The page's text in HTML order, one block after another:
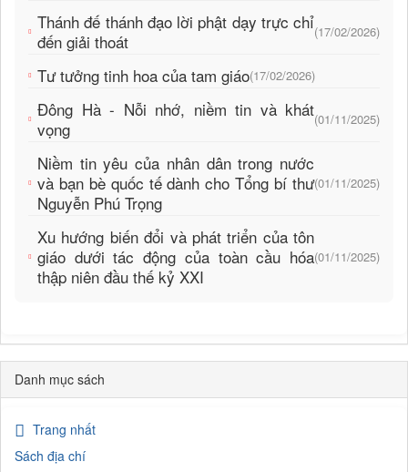
Thánh đế thánh đạo lời phật dạy trực chỉ
đến giải thoát
(17/02/2026)
Tư tưởng tinh hoa của tam giáo(17/02/2026)
Đông Hà - Nỗi nhớ, niềm tin và khát
vọng
(01/11/2025)
Niềm tin yêu của nhân dân trong nước
và bạn bè quốc tế dành cho Tổng bí thư
Nguyễn Phú Trọng
(01/11/2025)
Xu hướng biến đổi và phát triển của tôn
giáo dưới tác động của toàn cầu hóa
thập niên đầu thế kỷ XXI
(01/11/2025)
Danh mục sách
Trang nhất
Sách địa chí